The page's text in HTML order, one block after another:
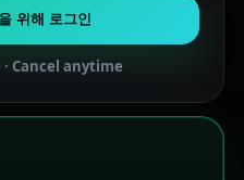
위해 로그인
Cancel anytime